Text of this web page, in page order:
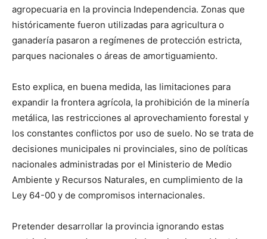
agropecuaria en la provincia Independencia. Zonas que
históricamente fueron utilizadas para agricultura o
ganadería pasaron a regímenes de protección estricta,
parques nacionales o áreas de amortiguamiento.
Esto explica, en buena medida, las limitaciones para
expandir la frontera agrícola, la prohibición de la minería
metálica, las restricciones al aprovechamiento forestal y
los constantes conflictos por uso de suelo. No se trata de
decisiones municipales ni provinciales, sino de políticas
nacionales administradas por el Ministerio de Medio
Ambiente y Recursos Naturales, en cumplimiento de la
Ley 64-00 y de compromisos internacionales.
Pretender desarrollar la provincia ignorando estas